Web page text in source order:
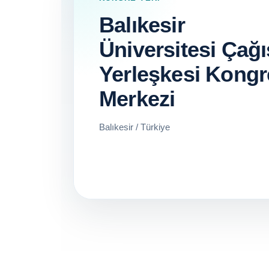
Balıkesir
Üniversitesi
Yerleşkesi
Merkezi
Balıkesir / Türkiye